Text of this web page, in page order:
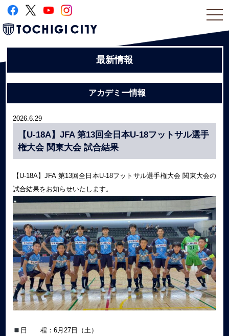
最新情報
アカデミー情報
2026.6.29
【U-18A】JFA 第13回全日本U-18フットサル選手
権大会 関東大会 試合結果
【U-18A】JFA 第13回全日本U-18フットサル選手権大会 関東大会の
試合結果をお知らせいたします。
日 程：6月27日（土）